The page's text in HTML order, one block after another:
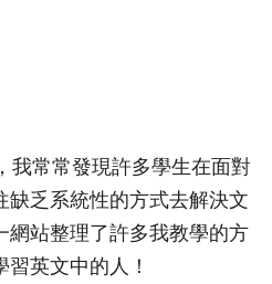
我常常發現許多學生在面對
缺乏系統性的方式去解決文
網站整理了許多我教學的方
英文中的人！